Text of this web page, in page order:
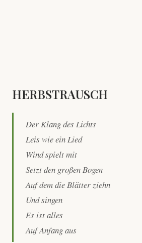
HERBSTRAUSCH
Der Klang des Lichts
Leis wie ein Lied
Wind spielt mit
Setzt den großen Bogen
Auf dem die Blätter ziehn
Und singen
Es ist alles
Auf Anfang aus